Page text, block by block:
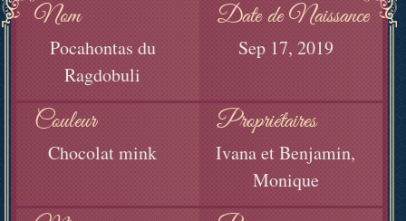
Nom
Pocahontas du
Ragdobuli
Date de Naissance
Sep 17, 2019
Couleur
Chocolat mink
Propriétaires
Ivana et Benjamin,
Monique